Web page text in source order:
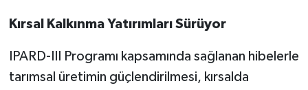
Kırsal Kalkınma Yatırımları Sürüyor
IPARD-III Programı kapsamında sağlanan hibelerle
tarımsal üretimin güçlendirilmesi, kırsalda